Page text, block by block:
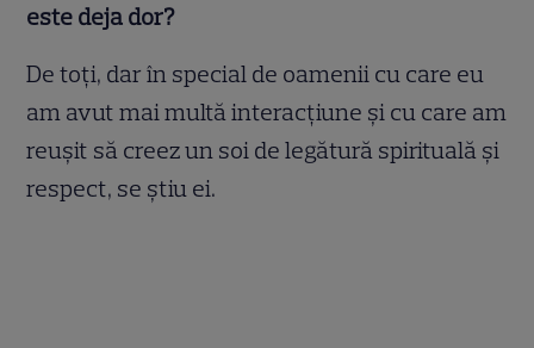
este deja dor?
De toți, dar în special de oamenii cu care eu
am avut mai multă interacțiune și cu care am
reușit să creez un soi de legătură spirituală și
respect, se știu ei.